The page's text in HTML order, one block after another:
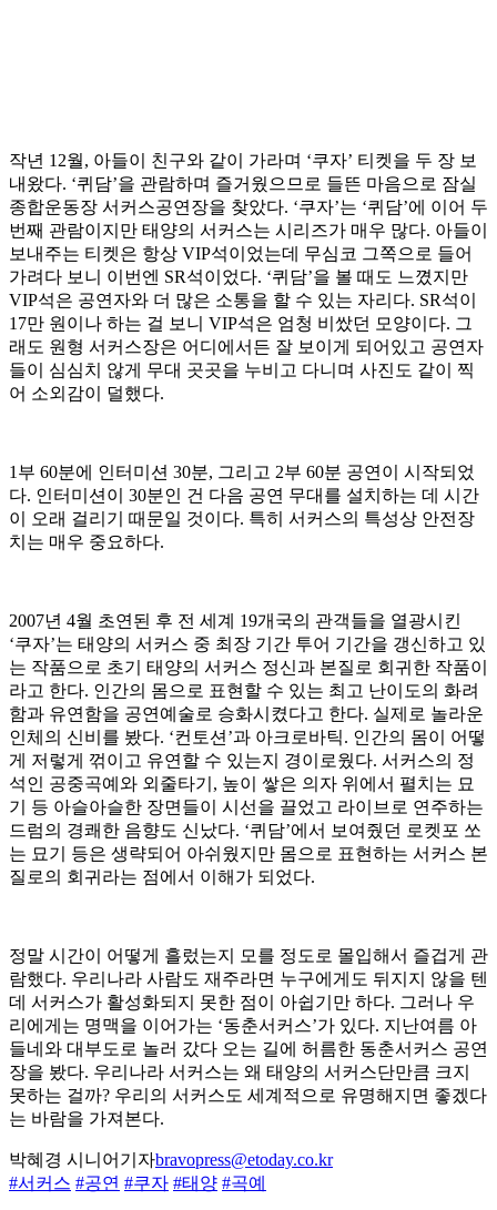
작년 12월, 아들이 친구와 같이 가라며 ‘쿠자’ 티켓을 두 장 보
내왔다. ‘퀴담’을 관람하며 즐거웠으므로 들뜬 마음으로 잠실
종합운동장 서커스공연장을 찾았다. ‘쿠자’는 ‘퀴담’에 이어 두
번째 관람이지만 태양의 서커스는 시리즈가 매우 많다. 아들이
보내주는 티켓은 항상 VIP석이었는데 무심코 그쪽으로 들어
가려다 보니 이번엔 SR석이었다. ‘퀴담’을 볼 때도 느꼈지만
VIP석은 공연자와 더 많은 소통을 할 수 있는 자리다. SR석이
17만 원이나 하는 걸 보니 VIP석은 엄청 비쌌던 모양이다. 그
래도 원형 서커스장은 어디에서든 잘 보이게 되어있고 공연자
들이 심심치 않게 무대 곳곳을 누비고 다니며 사진도 같이 찍
어 소외감이 덜했다.
1부 60분에 인터미션 30분, 그리고 2부 60분 공연이 시작되었
다. 인터미션이 30분인 건 다음 공연 무대를 설치하는 데 시간
이 오래 걸리기 때문일 것이다. 특히 서커스의 특성상 안전장
치는 매우 중요하다.
2007년 4월 초연된 후 전 세계 19개국의 관객들을 열광시킨
‘쿠자’는 태양의 서커스 중 최장 기간 투어 기간을 갱신하고 있
는 작품으로 초기 태양의 서커스 정신과 본질로 회귀한 작품이
라고 한다. 인간의 몸으로 표현할 수 있는 최고 난이도의 화려
함과 유연함을 공연예술로 승화시켰다고 한다. 실제로 놀라운
인체의 신비를 봤다. ‘컨토션’과 아크로바틱. 인간의 몸이 어떻
게 저렇게 꺾이고 유연할 수 있는지 경이로웠다. 서커스의 정
석인 공중곡예와 외줄타기, 높이 쌓은 의자 위에서 펼치는 묘
기 등 아슬아슬한 장면들이 시선을 끌었고 라이브로 연주하는
드럼의 경쾌한 음향도 신났다. ‘퀴담’에서 보여줬던 로켓포 쏘
는 묘기 등은 생략되어 아쉬웠지만 몸으로 표현하는 서커스 본
질로의 회귀라는 점에서 이해가 되었다.
정말 시간이 어떻게 흘렀는지 모를 정도로 몰입해서 즐겁게 관
람했다. 우리나라 사람도 재주라면 누구에게도 뒤지지 않을 텐
데 서커스가 활성화되지 못한 점이 아쉽기만 하다. 그러나 우
리에게는 명맥을 이어가는 ‘동춘서커스’가 있다. 지난여름 아
들네와 대부도로 놀러 갔다 오는 길에 허름한 동춘서커스 공연
장을 봤다. 우리나라 서커스는 왜 태양의 서커스단만큼 크지
못하는 걸까? 우리의 서커스도 세계적으로 유명해지면 좋겠다
는 바람을 가져본다.
박혜경 시니어기자bravopress@etoday.co.kr
#서커스 #공연 #쿠자 #태양 #곡예